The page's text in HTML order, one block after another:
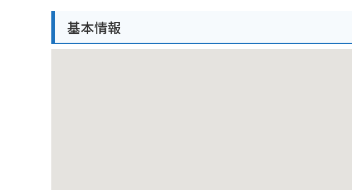
バイクで訪れる場合、海岸線沿いを走る爽快なツーリングを楽しむことが
基本情報